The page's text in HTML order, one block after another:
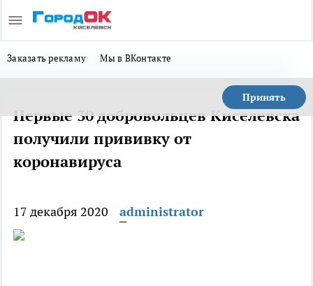
Заказать рекламу Мы в ВКонтакте
Принять
Первые 30 добровольцев Киселевска
получили прививку от
коронавируса
17 декабря 2020 administrator